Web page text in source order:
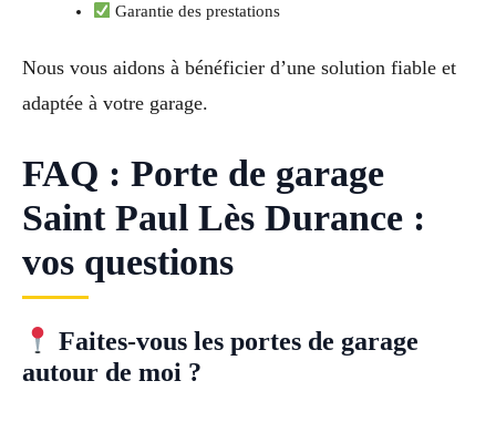
Garantie des prestations
Nous vous aidons à bénéficier d’une solution fiable et
adaptée à votre garage.
FAQ : Porte de garage
Saint Paul Lès Durance :
vos questions
Faites-vous les portes de garage
autour de moi ?